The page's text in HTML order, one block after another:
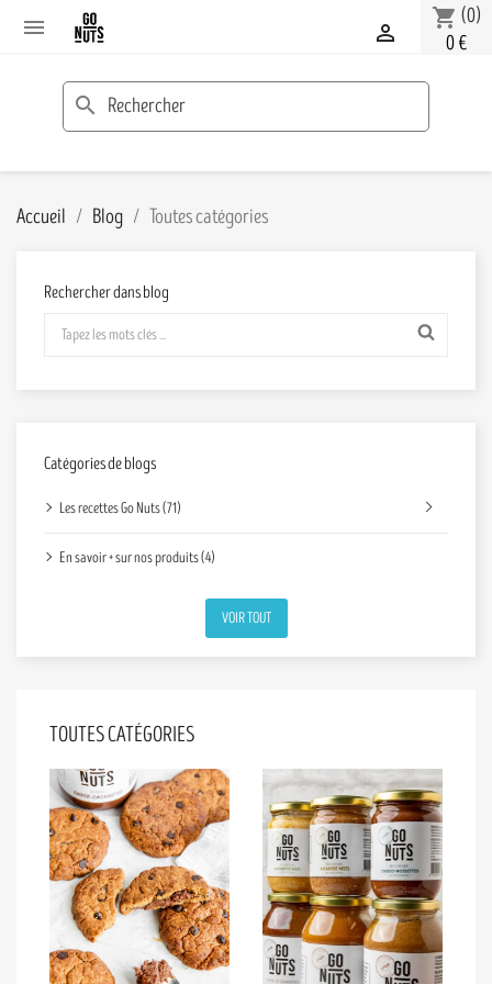
 shopping_cart (0)
0 €

search
Accueil Blog Toutes catégories
Rechercher dans blog
Catégories de blogs
Les recettes Go Nuts (71)
En savoir + sur nos produits (4)
VOIR TOUT
TOUTES CATÉGORIES